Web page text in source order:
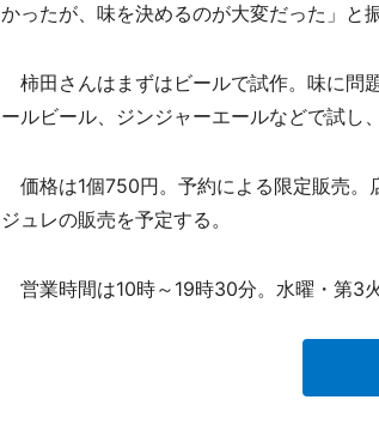
かったが、味を決めるのが大変だった」と振
柿田さんはまずはビールで試作。味に問
ールビール、ジンジャーエールなどで試し
価格は1個750円。予約による限定販売。
ジュレの販売を予定する。
営業時間は10時～19時30分。水曜・第3火